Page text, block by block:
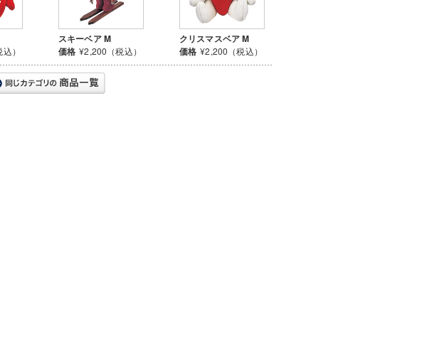
）
スキーベア M
価格 ¥2,200（税込）
クリスマスベア M
価格 ¥2,200（税込）